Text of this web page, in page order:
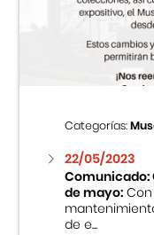
Centro
Museo de la
Fondo Editorial
Teatro
Categorías:
22/05/2023
Comunicado:
de mayo:Con
de e...